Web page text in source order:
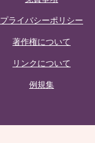
プライバシーポリシー
著作権について
リンクについて
例規集